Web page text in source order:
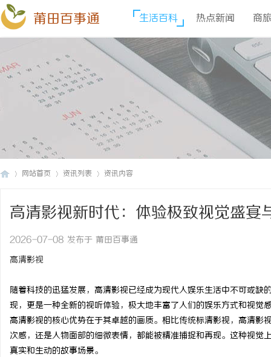
莆田百事通 生活百科 热点新闻 商
网站首页 资讯列表 资讯内容
高清影视新时代：体验极致视觉盛宴
2026-07-08 发布于 莆田百事通
高清影视
随着科技的迅猛发展，高清影视已经成为现代人娱乐生活中不可或
现，更是一种全新的视听体验，极大地丰富了人们的娱乐方式和视觉
高清影视的核心优势在于其卓越的画质。相比传统标清影视，高清
次感，还是人物面部的细微表情，都能被精准捕捉和再现。这种视
真实和生动的故事场景。